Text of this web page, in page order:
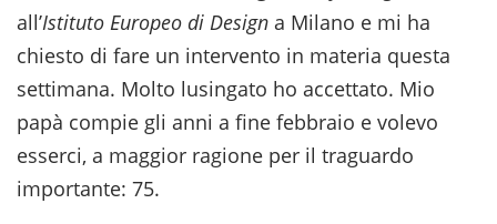
all’Istituto Europeo di Design a Milano e mi ha
chiesto di fare un intervento in materia questa
settimana. Molto lusingato ho accettato. Mio
papà compie gli anni a fine febbraio e volevo
esserci, a maggior ragione per il traguardo
importante: 75.